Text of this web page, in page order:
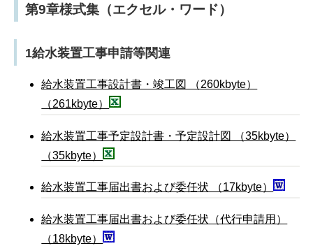
第9章様式集（エクセル・ワード）
1給水装置工事申請等関連
給水装置工事設計書・竣工図 （260kbyte）
（261kbyte）
給水装置工事予定設計書・予定設計図 （35kbyte）
（35kbyte）
給水装置工事届出書および委任状 （17kbyte）
給水装置工事届出書および委任状（代行申請用）
（18kbyte）